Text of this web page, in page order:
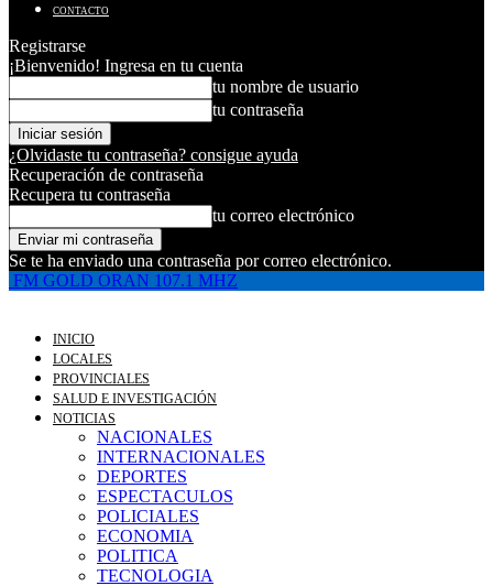
CONTACTO
Registrarse
¡Bienvenido! Ingresa en tu cuenta
tu nombre de usuario
tu contraseña
¿Olvidaste tu contraseña? consigue ayuda
Recuperación de contraseña
Recupera tu contraseña
tu correo electrónico
Se te ha enviado una contraseña por correo electrónico.
FM GOLD ORAN 107.1 MHZ
INICIO
LOCALES
PROVINCIALES
SALUD E INVESTIGACIÓN
NOTICIAS
NACIONALES
INTERNACIONALES
DEPORTES
ESPECTACULOS
POLICIALES
ECONOMIA
POLITICA
TECNOLOGIA